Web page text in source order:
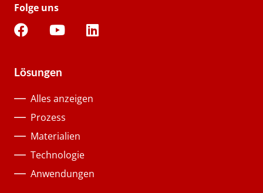
Folge uns
Lösungen
Alles anzeigen
Prozess
Materialien
Technologie
Anwendungen